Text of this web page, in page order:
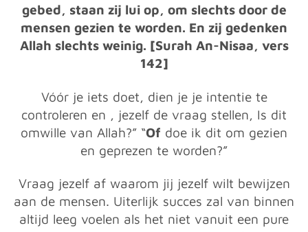
gebed, staan zij lui op, om slechts door de
mensen gezien te worden. En zij gedenken
Allah slechts weinig. [Surah An-Nisaa, vers
142]
Vóór je iets doet, dien je je intentie te
controleren en , jezelf de vraag stellen, Is dit
omwille van Allah?” “Of doe ik dit om gezien
en geprezen te worden?”
Vraag jezelf af waarom jij jezelf wilt bewijzen
aan de mensen. Uiterlijk succes zal van binnen
altijd leeg voelen als het niet vanuit een pure